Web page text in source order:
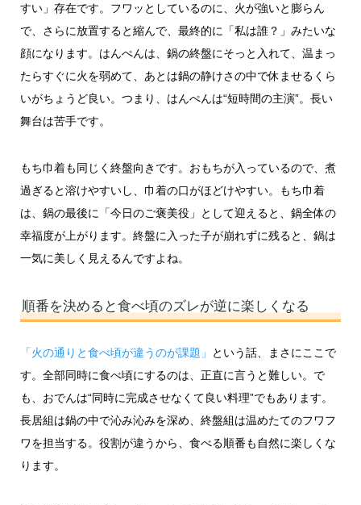
すい」存在です。フワッとしているのに、火が強いと膨らん
で、さらに放置すると縮んで、最終的に「私は誰？」みたいな
顔になります。はんぺんは、鍋の終盤にそっと入れて、温まっ
たらすぐに火を弱めて、あとは鍋の静けさの中で休ませるくら
いがちょうど良い。つまり、はんぺんは“短時間の主演”。長い
舞台は苦手です。
もち巾着も同じく終盤向きです。おもちが入っているので、煮
過ぎると溶けやすいし、巾着の口がほどけやすい。もち巾着
は、鍋の最後に「今日のご褒美役」として迎えると、鍋全体の
幸福度が上がります。終盤に入った子が崩れずに残ると、鍋は
一気に美しく見えるんですよね。
順番を決めると食べ頃のズレが逆に楽しくなる
「火の通りと食べ頃が違うのが課題」
という話、まさにここで
す。全部同時に食べ頃にするのは、正直に言うと難しい。で
も、おでんは“同時に完成させなくて良い料理”でもあります。
長居組は鍋の中で沁み沁みを深め、終盤組は温めたてのフワフ
ワを担当する。役割が違うから、食べる順番も自然に楽しくな
ります。